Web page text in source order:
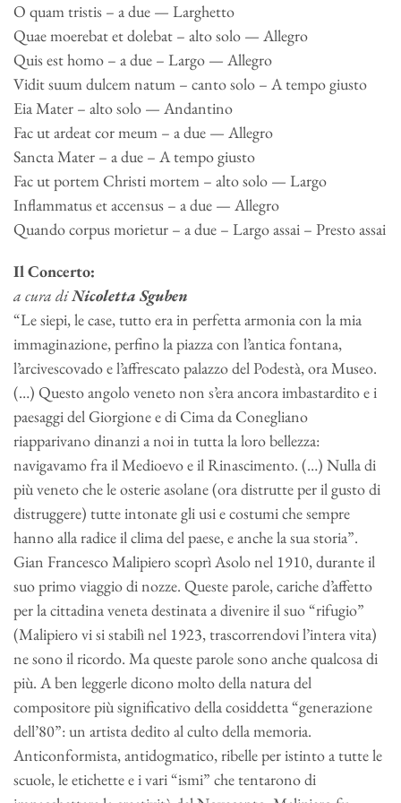
O quam tristis – a due — Larghetto
Quae moerebat et dolebat – alto solo — Allegro
Quis est homo – a due – Largo — Allegro
Vidit suum dulcem natum – canto solo – A tempo giusto
Eia Mater – alto solo — Andantino
Fac ut ardeat cor meum – a due — Allegro
Sancta Mater – a due – A tempo giusto
Fac ut portem Christi mortem – alto solo — Largo
Inflammatus et accensus – a due — Allegro
Quando corpus morietur – a due – Largo assai – Presto assai
Il Concerto:
a cura diNicoletta Sguben
“Le siepi, le case, tutto era in perfetta armonia con la mia
immaginazione, perfino la piazza con l’antica fontana,
l’arcivescovado e l’affrescato palazzo del Podestà, ora Museo.
(…) Questo angolo veneto non s’era ancora imbastardito e i
paesaggi del Giorgione e di Cima da Conegliano
riapparivano dinanzi a noi in tutta la loro bellezza:
navigavamo fra il Medioevo e il Rinascimento. (…) Nulla di
più veneto che le osterie asolane (ora distrutte per il gusto di
distruggere) tutte intonate gli usi e costumi che sempre
hanno alla radice il clima del paese, e anche la sua storia”.
Gian Francesco Malipiero scoprì Asolo nel 1910, durante il
suo primo viaggio di nozze. Queste parole, cariche d’affetto
per la cittadina veneta destinata a divenire il suo “rifugio”
(Malipiero vi si stabilì nel 1923, trascorrendovi l’intera vita)
ne sono il ricordo. Ma queste parole sono anche qualcosa di
più. A ben leggerle dicono molto della natura del
compositore più significativo della cosiddetta “generazione
dell’80”: un artista dedito al culto della memoria.
Anticonformista, antidogmatico, ribelle per istinto a tutte le
scuole, le etichette e i vari “ismi” che tentarono di